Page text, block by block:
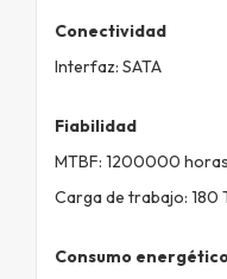
Conectividad
Interfaz: SATA
Fiabilidad
MTBF: 1200000 horas
Carga de trabajo: 180
Consumo